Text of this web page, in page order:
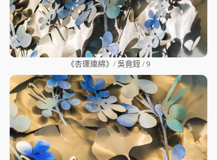
《杏運連綿》/ 吳竟銍 / 9